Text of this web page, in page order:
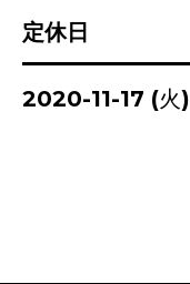
定休日
2020-11-17 (火)